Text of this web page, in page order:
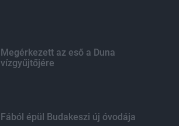
Megérkezett az eső a Duna
vízgyűjtőjére
Fából épül Budakeszi új óvodája